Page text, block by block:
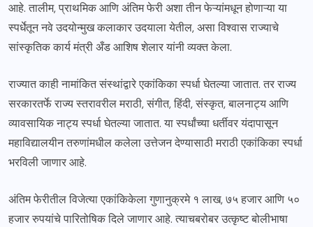
आहे. तालीम, प्राथमिक आणि अंतिम फेरी अशा तीन फेऱ्यांमधून होणाऱ्या या
स्पर्धेतून नवे उदयोन्मुख कलाकार उदयाला येतील, असा विश्वास राज्याचे
सांस्कृतिक कार्य मंत्री अँड आशिष शेलार यांनी व्यक्त केला.
राज्यात काही नामांकित संस्थांद्वारे एकांकिका स्पर्धा घेतल्या जातात. तर राज्य
सरकारतर्फे राज्य स्तरावरील मराठी, संगीत, हिंदी, संस्कृत, बालनाट्य आणि
व्यावसायिक नाट्य स्पर्धा घेतल्या जातात. या स्पर्धांच्या धर्तीवर यंदापासून
महाविद्यालयीन तरुणांमधील कलेला उत्तेजन देण्यासाठी मराठी एकांकिका स्पर्धा
भरविली जाणार आहे.
अंतिम फेरीतील विजेत्या एकांकिकेला गुणानुक्रमे १ लाख, ७५ हजार आणि ५०
हजार रुपयांचे पारितोषिक दिले जाणार आहे. त्याचबरोबर उत्कृष्ट बोलीभाषा